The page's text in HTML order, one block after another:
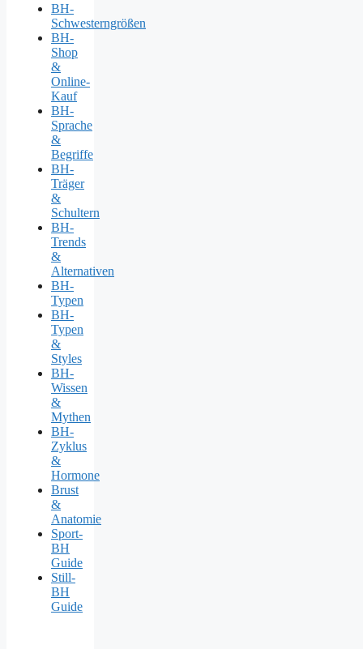
BH-
Schwesterngrößen
BH-
Shop
&
Online-
Kauf
BH-
Sprache
&
Begriffe
BH-
Träger
&
Schultern
BH-
Trends
&
Alternativen
BH-
Typen
BH-
Typen
&
Styles
BH-
Wissen
&
Mythen
BH-
Zyklus
&
Hormone
Brust
&
Anatomie
Sport-
BH
Guide
Still-
BH
Guide